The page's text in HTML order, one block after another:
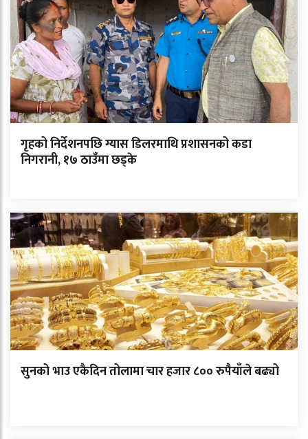
गृहको निर्देशनपछि ग्यास डिलरमाथि प्रशासनको कडा
निगरानी, १७ ठाउँमा छड्के
सुनको भाउ एकैदिन तोलामा चार हजार ८०० रुपैयाँले बढ्यो